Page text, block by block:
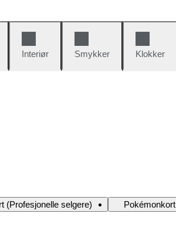
Interiør Smykker Klokker
(Profesjonelle selgere) Pokémonkort